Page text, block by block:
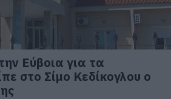
Εύβοια για τα
στο Σίμο Κεδίκογλου ο